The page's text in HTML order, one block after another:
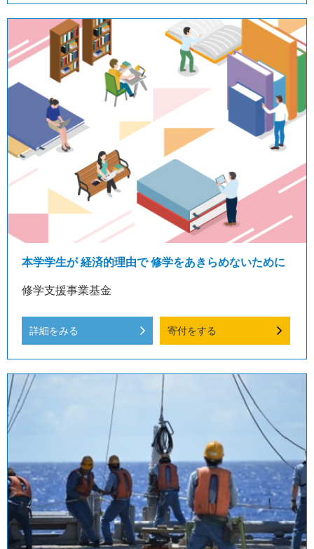
本学学生が 経済的理由で 修学をあきらめないために
修学支援事業基金
詳細をみる 寄付をする